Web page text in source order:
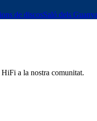
de discosSaló dels
a la nostra comunitat.